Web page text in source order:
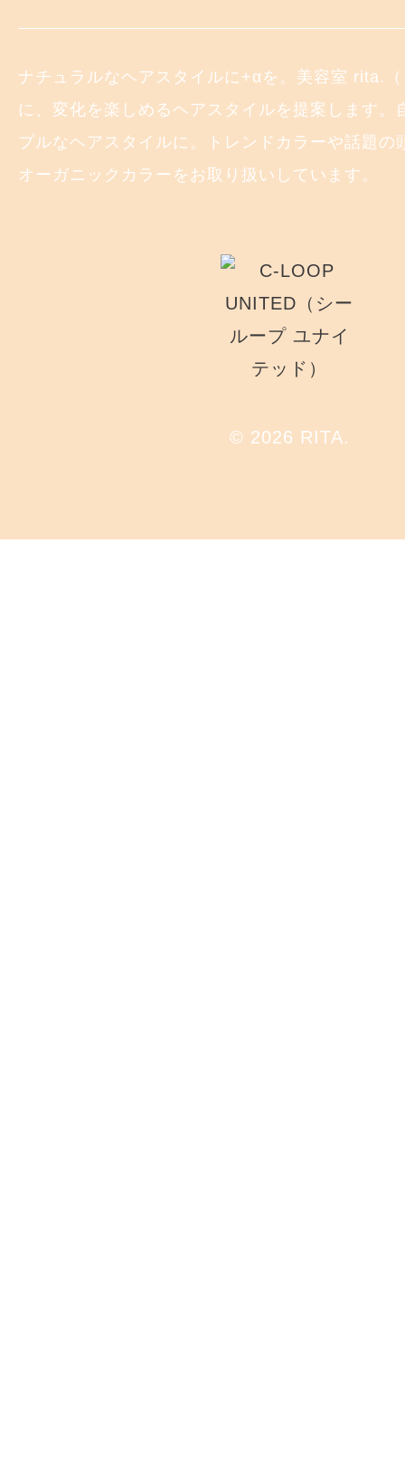
ナチュラルなヘアスタイルに+αを。美容室 rita.
に、変化を楽しめるヘアスタイルを提案します。
プルなヘアスタイルに。トレンドカラーや話題の
オーガニックカラーをお取り扱いしています。
© 2026 RITA.